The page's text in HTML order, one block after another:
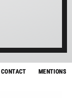
CONTACT MENTIONS